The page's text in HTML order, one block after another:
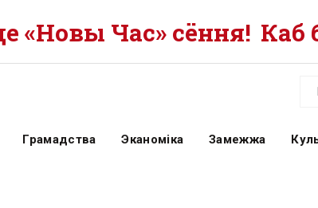
«Новы Час» сёння! Каб
Грамадства Эканоміка Замежжа